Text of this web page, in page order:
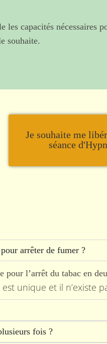
les capacités nécessaires
souhaite.
Je souhaite me
séance
arrêter de fumer ?
pour l’arrêt du tabac en
unique et il n’existe
fois ?